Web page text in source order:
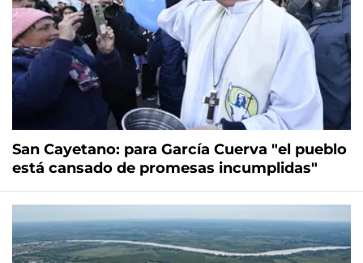
San Cayetano: para García Cuerva "el pueblo
está cansado de promesas incumplidas"